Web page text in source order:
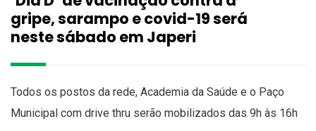
gripe, sarampo e covid-19 será
neste sábado em Japeri
Todos os postos da rede, Academia da Saúde e o Paço
Municipal com drive thru serão mobilizados das 9h às 16h